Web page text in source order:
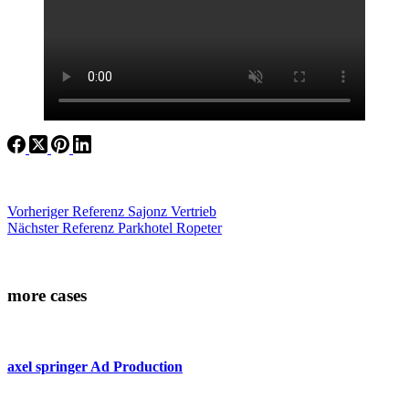
VorherigerReferenz Sajonz Vertrieb
NächsterReferenz Parkhotel Ropeter
more cases
axel springer Ad Production